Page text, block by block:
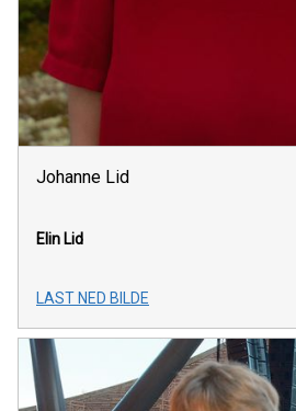
Johanne Lid
Elin Lid
LAST NED BILDE